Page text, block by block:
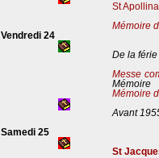
St
Mémoire
Vendredi 24
De la férie
Messe
Mémoire
Mémoire
Avant
Samedi 25
St